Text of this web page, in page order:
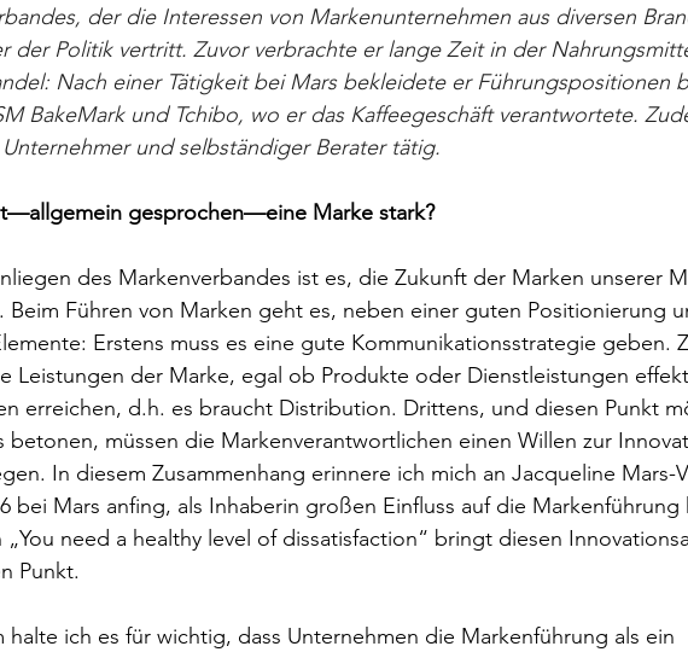
der die Interessen von Markenunternehmen aus diversen
der Politik vertritt. Zuvor verbrachte er lange Zeit in der
Nach einer Tätigkeit bei Mars bekleidete er Führungspositionen
BakeMark und Tchibo, wo er das Kaffeegeschäft verantwortete.
und selbständiger Berater tätig.
gesprochen—eine Marke stark?
des Markenverbandes ist es, die Zukunft der Marken unserer
Beim Führen von Marken geht es, neben einer guten Positionierung
Erstens muss es eine gute Kommunikationsstrategie geben.
Leistungen der Marke, egal ob Produkte oder Dienstleistungen
erreichen, d.h. es braucht Distribution. Drittens, und diesen Punkt
betonen, müssen die Markenverantwortlichen einen Willen zur
In diesem Zusammenhang erinnere ich mich an Jacqueline Mars-
bei Mars anfing, als Inhaberin großen Einfluss auf die
„You need a healthy level of dissatisfaction“ bringt diesen
Punkt.
halte ich es für wichtig, dass Unternehmen die Markenführung als ein